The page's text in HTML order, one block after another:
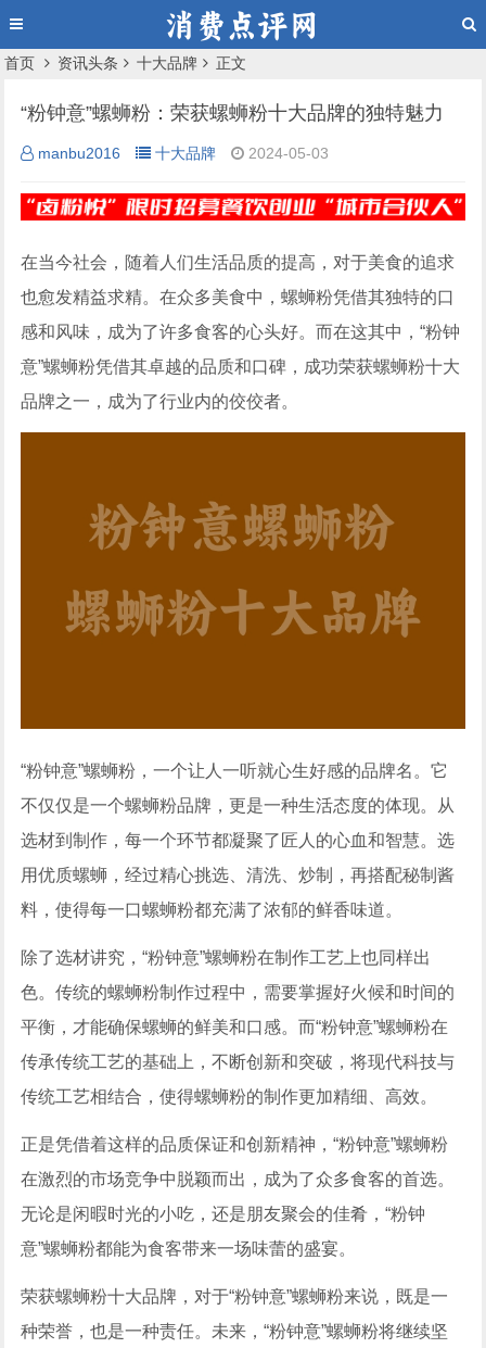
首页 资讯头条 十大品牌 正文
“粉钟意”螺蛳粉：荣获螺蛳粉十大品牌的独特魅力
manbu2016 十大品牌 2024-05-03
在当今社会，随着人们生活品质的提高，对于美食的追求
也愈发精益求精。在众多美食中，螺蛳粉凭借其独特的口
感和风味，成为了许多食客的心头好。而在这其中，“粉钟
意”螺蛳粉凭借其卓越的品质和口碑，成功荣获螺蛳粉十大
品牌之一，成为了行业内的佼佼者。
“粉钟意”螺蛳粉，一个让人一听就心生好感的品牌名。它
不仅仅是一个螺蛳粉品牌，更是一种生活态度的体现。从
选材到制作，每一个环节都凝聚了匠人的心血和智慧。选
用优质螺蛳，经过精心挑选、清洗、炒制，再搭配秘制酱
料，使得每一口螺蛳粉都充满了浓郁的鲜香味道。
除了选材讲究，“粉钟意”螺蛳粉在制作工艺上也同样出
色。传统的螺蛳粉制作过程中，需要掌握好火候和时间的
平衡，才能确保螺蛳的鲜美和口感。而“粉钟意”螺蛳粉在
传承传统工艺的基础上，不断创新和突破，将现代科技与
传统工艺相结合，使得螺蛳粉的制作更加精细、高效。
正是凭借着这样的品质保证和创新精神，“粉钟意”螺蛳粉
在激烈的市场竞争中脱颖而出，成为了众多食客的首选。
无论是闲暇时光的小吃，还是朋友聚会的佳肴，“粉钟
意”螺蛳粉都能为食客带来一场味蕾的盛宴。
荣获螺蛳粉十大品牌，对于“粉钟意”螺蛳粉来说，既是一
种荣誉，也是一种责任。未来，“粉钟意”螺蛳粉将继续坚